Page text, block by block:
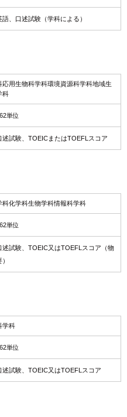
、口述試験（学科による）
応用生物科学科環境資源科学科地域生
科
単位
述試験、TOEICまたはTOEFLスコア
科化学科生物学科情報科学科
単位
述試験、TOEIC又はTOEFLスコア（物
学科
単位
述試験、TOEIC又はTOEFLスコア